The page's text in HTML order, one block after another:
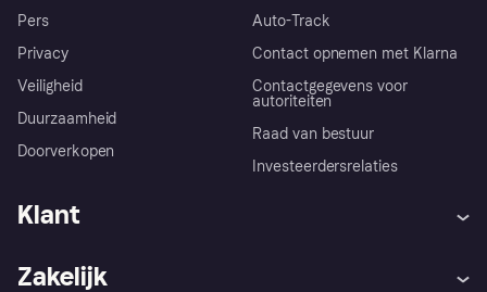
Pers
Privacy
Veiligheid
Duurzaamheid
Doorverkopen
Auto-Track
Contact opnemen met Klarna
Contactgegevens voor
autoriteiten
Raad van bestuur
Investeerdersrelaties
Klant
Zakelijk